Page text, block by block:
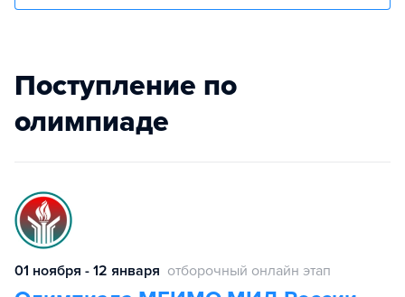
Поступление по
олимпиаде
01 ноября - 12 января отборочный онлайн этап